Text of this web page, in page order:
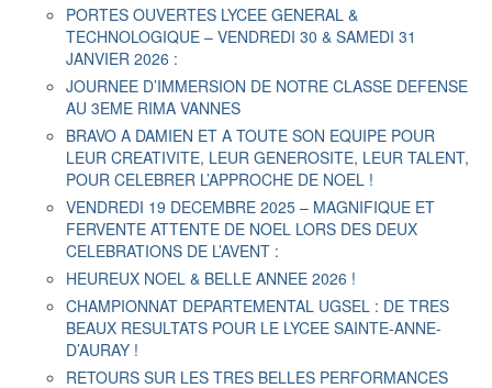
PORTES OUVERTES LYCEE GENERAL &
TECHNOLOGIQUE – VENDREDI 30 & SAMEDI 31
JANVIER 2026 :
JOURNEE D’IMMERSION DE NOTRE CLASSE DEFENSE
AU 3EME RIMA VANNES
BRAVO A DAMIEN ET A TOUTE SON EQUIPE POUR
LEUR CREATIVITE, LEUR GENEROSITE, LEUR TALENT,
POUR CELEBRER L’APPROCHE DE NOEL !
VENDREDI 19 DECEMBRE 2025 – MAGNIFIQUE ET
FERVENTE ATTENTE DE NOEL LORS DES DEUX
CELEBRATIONS DE L’AVENT :
HEUREUX NOEL & BELLE ANNEE 2026 !
CHAMPIONNAT DEPARTEMENTAL UGSEL : DE TRES
BEAUX RESULTATS POUR LE LYCEE SAINTE-ANNE-
D’AURAY !
RETOURS SUR LES TRES BELLES PERFORMANCES